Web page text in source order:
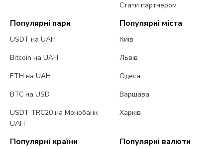
Стати партнером
Популярні пари
USDT на UAH
Bitcoin на UAH
ETH на UAH
BTC на USD
USDT TRC20 на Монобанк
UAH
Популярні міста
Київ
Львів
Одеса
Варшава
Харків
Популярні країни Популярні валюти